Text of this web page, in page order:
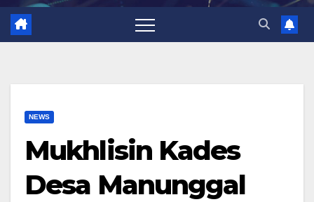
NEWS
Mukhlisin Kades
Desa Manunggal